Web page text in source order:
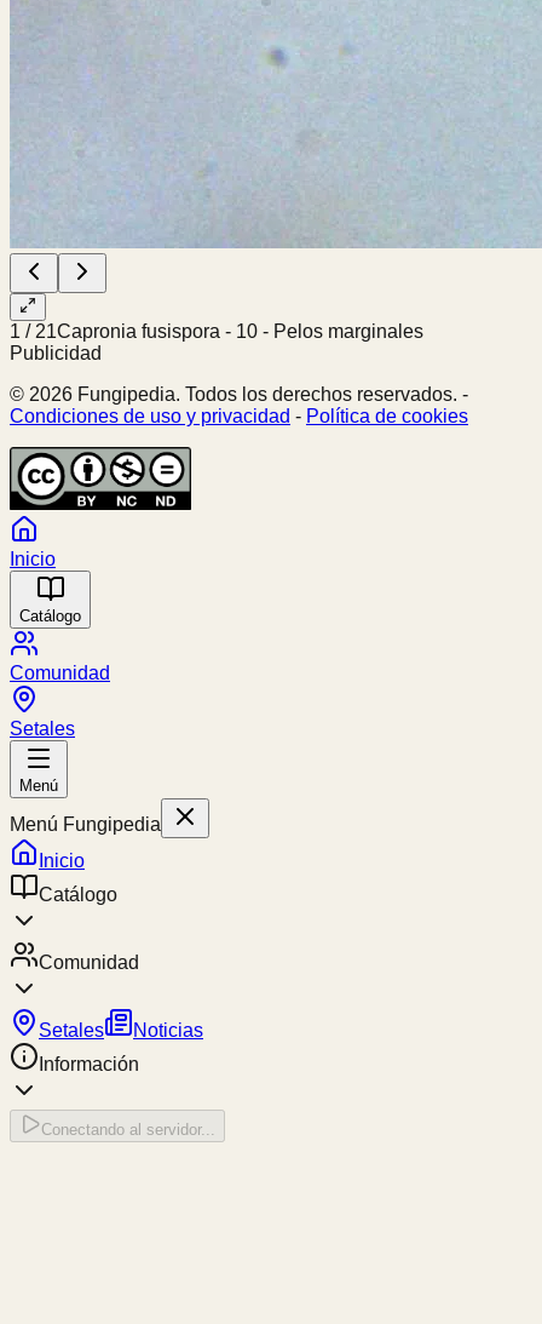
1 / 21Capronia fusispora - 10 - Pelos marginales
Publicidad
© 2026 Fungipedia. Todos los derechos reservados. -
Condiciones de uso y privacidad - Política de cookies
Inicio
Catálogo
Comunidad
Setales
Menú
Menú Fungipedia
Inicio
Catálogo
Comunidad
Setales
Noticias
Información
Conectando al servidor...